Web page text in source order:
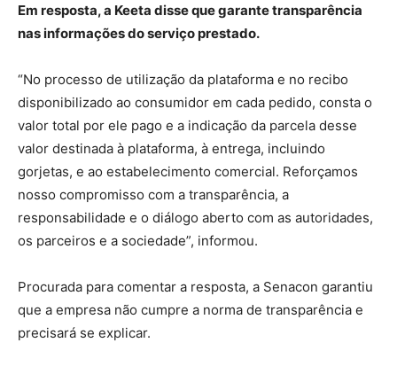
Em resposta, a Keeta disse que garante transparência
nas informações do serviço prestado.
“No processo de utilização da plataforma e no recibo
disponibilizado ao consumidor em cada pedido, consta o
valor total por ele pago e a indicação da parcela desse
valor destinada à plataforma, à entrega, incluindo
gorjetas, e ao estabelecimento comercial. Reforçamos
nosso compromisso com a transparência, a
responsabilidade e o diálogo aberto com as autoridades,
os parceiros e a sociedade”, informou.
Procurada para comentar a resposta, a Senacon garantiu
que a empresa não cumpre a norma de transparência e
precisará se explicar.